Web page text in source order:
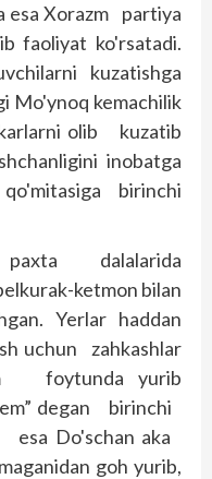
esa Xorazm partiya
faoliyat ko'rsatadi.
kuzatishga
Mo'ynoq kemachilik
olib kuzatib
inobatga
birinchi
paxta dalalarida
ketmon bilan
Yerlar haddan
uchun zahkashlar
foytunda yurib
degan birinchi
esa Do'schan aka
goh yurib,